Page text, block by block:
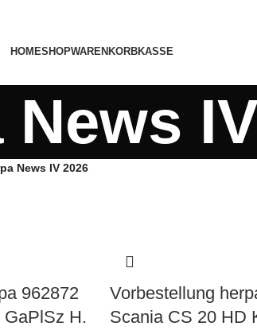
HOMESHOPWARENKORBKASSE
News
News IV 2026
962872
H.
Vorbestellung
Scania CS 20 HD